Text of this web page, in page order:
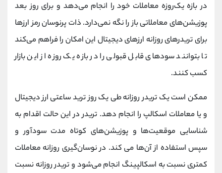
در بازه یک‌روزه معاملات خود را انجام می‌دهد و برای روز بعد
پوزیشن‌های معاملاتی باز را نگه نمی‌دارد. ذات پرنوسان رمز ارزها
برای تریدرهای روزانه ارزهای دیجیتال این امکان را فراهم می‌کند
تا بتوانند سودهای قابل قبولی را در بازه یک ‌روزه از این بازار
کسب کنند.
ممکن است یک تریدر روزانه طی یک روز ترید ساعتی ارز دیجیتال
و یا معاملات اسکالپ را انجام دهد. تریدر در این حالت اقدام به
شناسایی موقعیت‌ها و پوزیشن‌های کوتاه مدت سودآور و
سپس استفاده از آن‌ها می کند. در نوسان‌گیری روزانه معاملات
کمتری نسبت به اسکالپینگ انجام می‌شود و تریدر روزانه نسبت